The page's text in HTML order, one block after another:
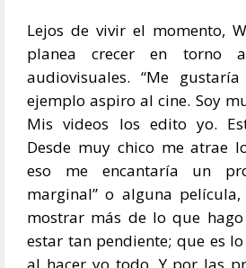
Lejos de vivir el momento,
planea crecer en torno
audiovisuales. “Me
ejemplo aspiro al cine. Soy
Mis videos los edito yo.
Desde muy chico me atrae
eso me encantaría un
marginal” o alguna
mostrar más de lo que
estar tan pendiente; que es
al hacer yo todo. Y por las